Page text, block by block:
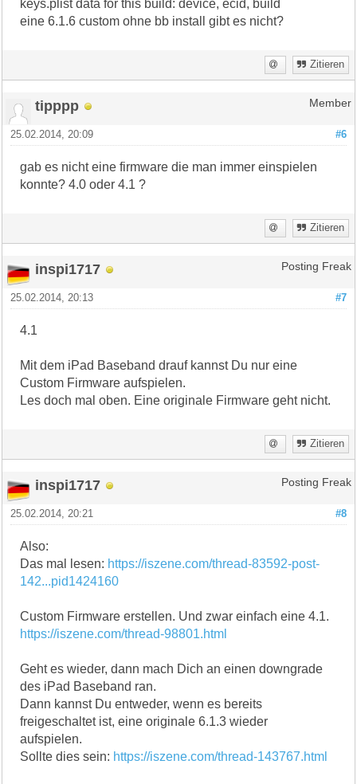
keys.plist data for this build: device, ecid, build
eine 6.1.6 custom ohne bb install gibt es nicht?
Zitieren
tipppp Member
#6
25.02.2014, 20:09
gab es nicht eine firmware die man immer einspielen
konnte? 4.0 oder 4.1 ?
Zitieren
inspi1717 Posting Freak
#7
25.02.2014, 20:13
4.1
Mit dem iPad Baseband drauf kannst Du nur eine
Custom Firmware aufspielen.
Les doch mal oben. Eine originale Firmware geht nicht.
Zitieren
inspi1717 Posting Freak
#8
25.02.2014, 20:21
Also:
Das mal lesen: https://iszene.com/thread-83592-post-
142...pid1424160
Custom Firmware erstellen. Und zwar einfach eine 4.1.
https://iszene.com/thread-98801.html
Geht es wieder, dann mach Dich an einen downgrade
des iPad Baseband ran.
Dann kannst Du entweder, wenn es bereits
freigeschaltet ist, eine originale 6.1.3 wieder
aufspielen.
Sollte dies sein: https://iszene.com/thread-143767.html